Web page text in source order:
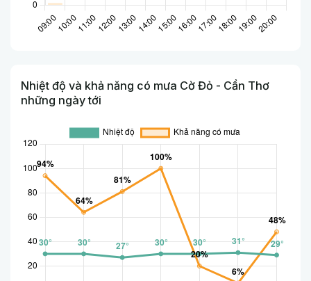
Nhiệt độ và khả năng có mưa Cờ Đỏ - Cần Thơ
những ngày tới